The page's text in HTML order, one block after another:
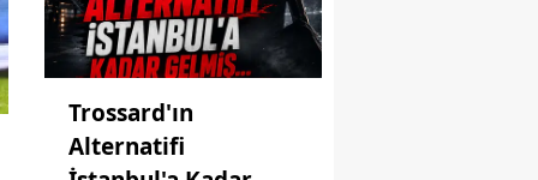
Trossard'ın
Alternatifi